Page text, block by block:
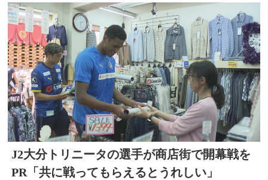
J2大分トリニータの選手が商店街で開幕戦を
PR「共に戦ってもらえるとうれしい」